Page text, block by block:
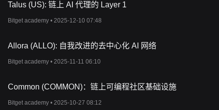
Talus (US): 链上 AI 代理的 Layer 1
Bitget academy • 2025-12-10 07:48
Allora (ALLO): 自我改进的去中心化 AI 网络
Bitget academy • 2025-11-11 06:10
Common (COMMON)：链上可编程社区基础设施
Bitget academy • 2025-10-27 08:12